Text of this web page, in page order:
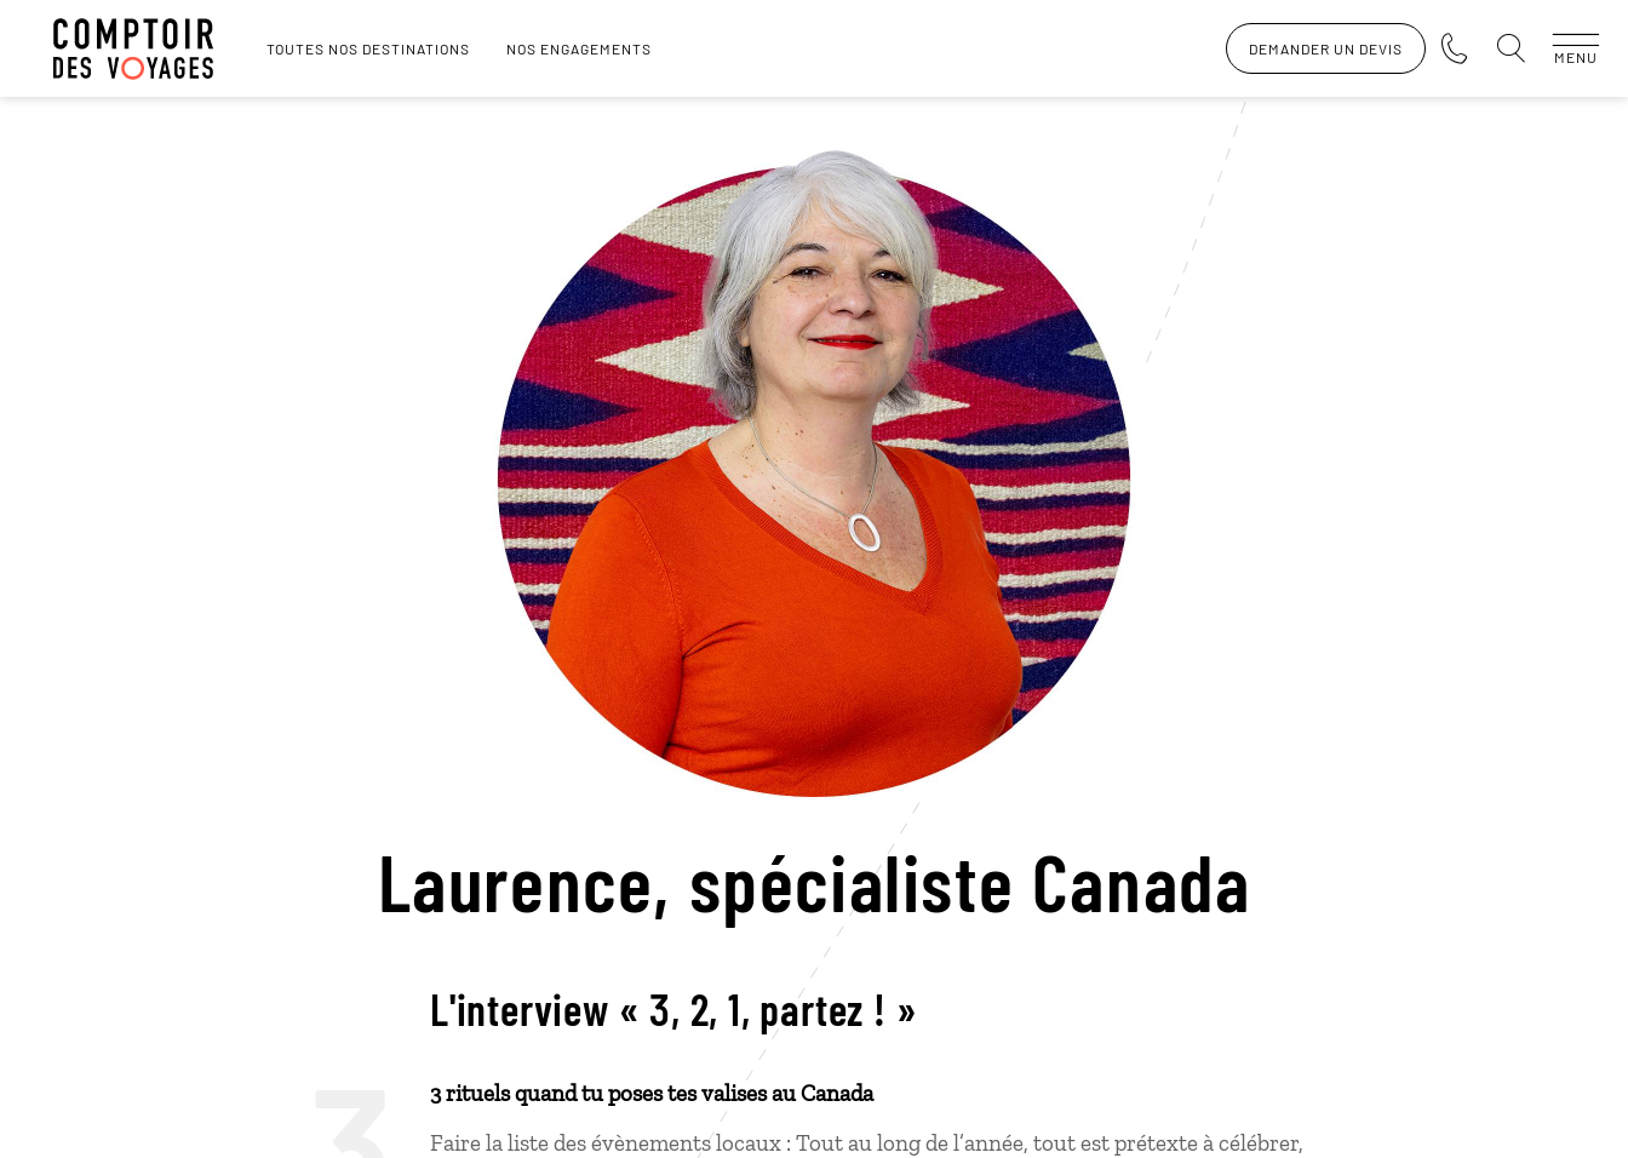
TOUTES NOS DESTINATIONS NOS ENGAGEMENTS DEMANDER UN DEVIS MENU
Laurence, spécialiste Canada
L'interview « 3, 2, 1, partez ! »
3 rituels quand tu poses tes valises au Canada
Faire la liste des évènements locaux : Tout au long de l’année, tout est prétexte à célébrer,